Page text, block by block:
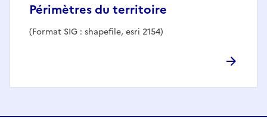
Périmètres du territoire
(Format SIG : shapefile, esri 2154)